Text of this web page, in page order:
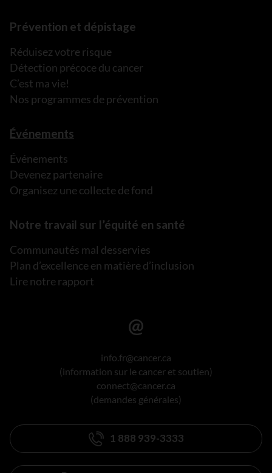
Prévention et dépistage
Réduisez votre risque
Détection précoce du cancer
C’est ma vie!
Nos programmes de prévention
Événements
Événements
Devenez partenaire
Organisez une collecte de fond
Notre travail sur l’équité en santé
Communautés mal desservies
Plan d’excellence en matière d’inclusion
Lire notre rapport
info.fr@cancer.ca
(information sur le cancer et soutien)
connect@cancer.ca
(demandes générales)
1 888 939-3333